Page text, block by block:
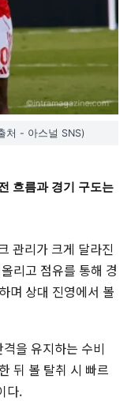
처 - 아스널 SNS)
흐름과 경기 구도는
관리가 크게 달라진
리고 점유를 통해 경
며 상대 진영에서 볼
을 유지하는 수비
뒤 볼 탈취 시 빠르
다.